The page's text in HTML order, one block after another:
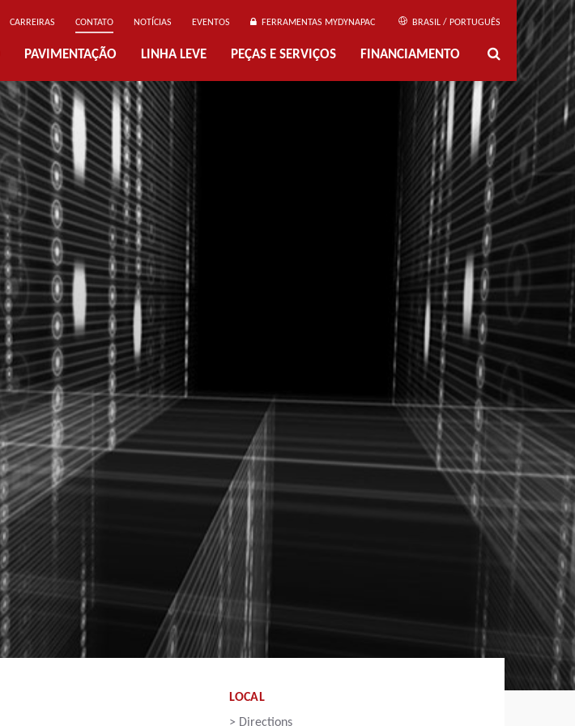
CARREIRAS CONTATO NOTÍCIAS EVENTOS FERRAMENTAS MYDYNAPAC BRASIL / PORTUGUÊS
PAVIMENTAÇÃO LINHA LEVE PEÇAS E SERVIÇOS FINANCIAMENTO
LOCAL
> Directions